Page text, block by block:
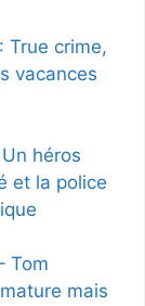
True crime,
vacances
héros
et la police
Tom
mais